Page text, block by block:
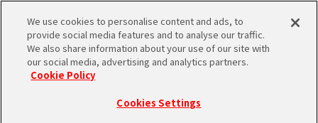
MEN
NEWS
We use cookies to personalise content and ads, to
provide social media features and to analyse our traffic.
We also share information about your use of our site with
our social media, advertising and analytics partners.
Cookie Policy
Cookies Settings